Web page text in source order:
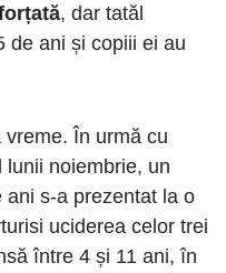
, dar tatăl
de ani și copiii ei au
În urmă cu
noiembrie, un
ani s-a prezentat la o
uciderea celor trei
între 4 și 11 ani, în